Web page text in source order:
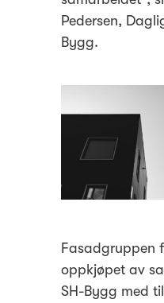
Pedersen,
Bygg.
Fasadgruppen
oppkjøpet av
SH-Bygg med